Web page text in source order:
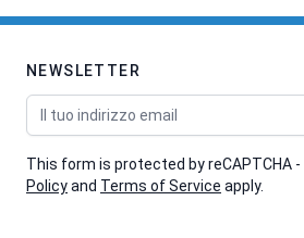
NEWSLETTER
Indirizzo email
This form is protected by reCAPTCHA -
Policyand Terms of Service apply.